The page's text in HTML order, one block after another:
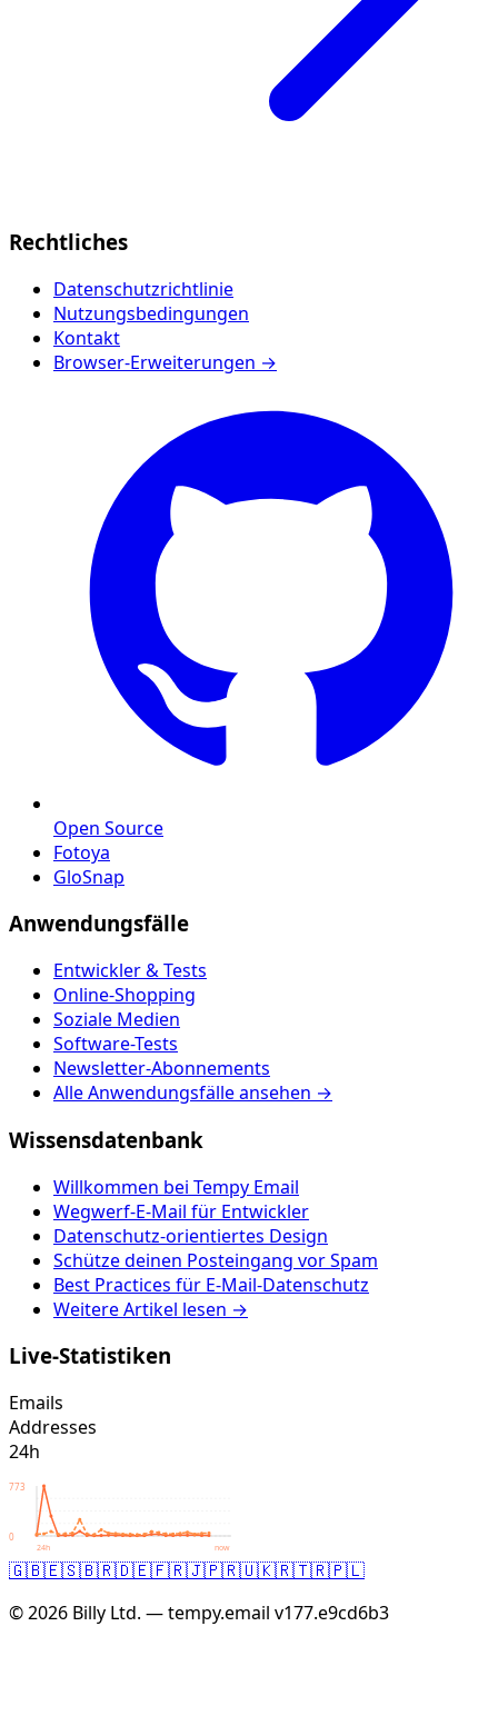
Rechtliches
Datenschutzrichtlinie
Nutzungsbedingungen
Kontakt
Browser-Erweiterungen →
Open Source
Fotoya
GloSnap
Anwendungsfälle
Entwickler & Tests
Online-Shopping
Soziale Medien
Software-Tests
Newsletter-Abonnements
Alle Anwendungsfälle ansehen →
Wissensdatenbank
Willkommen bei Tempy Email
Wegwerf-E-Mail für Entwickler
Datenschutz-orientiertes Design
Schütze deinen Posteingang vor Spam
Best Practices für E-Mail-Datenschutz
Weitere Artikel lesen →
Live-Statistiken
Emails
Addresses
24h
773
0
24h now
🇬🇧🇪🇸🇧🇷🇩🇪🇫🇷🇯🇵🇷🇺🇰🇷🇹🇷🇵🇱
© 2026 Billy Ltd. — tempy.email v177.e9cd6b3